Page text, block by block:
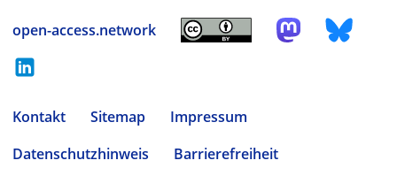
open-access.network
Kontakt Sitemap
Impressum
Datenschutzhinweis
Barrierefreiheit